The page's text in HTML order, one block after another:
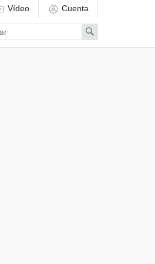
Vídeo Cuenta
Search